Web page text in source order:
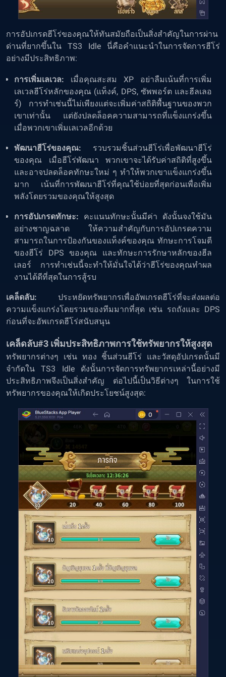
การอัปเกรดฮีโร่ของคุณให้ทันสมัยถือเป็นสิ่งสำคัญในการผ่าน
ด่านที่ยากขึ้นใน TS3 Idle นี่คือคำแนะนำในการจัดการฮีโร่
อย่างมีประสิทธิภาพ:
การเพิ่มเลเวล: เมื่อคุณสะสม XP อย่าลืมเน้นที่การเพิ่ม
เลเวลฮีโร่หลักของคุณ (แท็งค์, DPS, ซัพพอร์ต และฮีลเลอ
ร์) การทำเช่นนี้ไม่เพียงแต่จะเพิ่มค่าสถิติพื้นฐานของพวก
เขาเท่านั้น แต่ยังปลดล็อคความสามารถที่แข็งแกร่งขึ้น
เมื่อพวกเขาเพิ่มเลเวลอีกด้วย
พัฒนาฮีโร่ของคุณ: รวบรวมชิ้นส่วนฮีโร่เพื่อพัฒนาฮีโร่
ของคุณ เมื่อฮีโร่พัฒนา พวกเขาจะได้รับค่าสถิติที่สูงขึ้น
และอาจปลดล็อคทักษะใหม่ ๆ ทำให้พวกเขาแข็งแกร่งขึ้น
มาก เน้นที่การพัฒนาฮีโร่ที่คุณใช้บ่อยที่สุดก่อนเพื่อเพิ่ม
พลังโดยรวมของคุณให้สูงสุด
การอัปเกรดทักษะ: คะแนนทักษะนั้นมีค่า ดังนั้นจงใช้มัน
อย่างชาญฉลาด ให้ความสำคัญกับการอัปเกรดความ
สามารถในการป้องกันของแท็งค์ของคุณ ทักษะการโจมตี
ของฮีโร่ DPS ของคุณ และทักษะการรักษาหลักของฮีล
เลอร์ การทำเช่นนี้จะทำให้มั่นใจได้ว่าฮีโร่ของคุณทำผล
งานได้ดีที่สุดในการสู้รบ
เคล็ดลับ: ประหยัดทรัพยากรเพื่ออัพเกรดฮีโร่ที่จะส่งผลต่อ
ความแข็งแกร่งโดยรวมของทีมมากที่สุด เช่น รถถังและ DPS
ก่อนที่จะอัพเกรดฮีโร่สนับสนุน
เคล็ดลับ#3 เพิ่มประสิทธิภาพการใช้ทรัพยากรให้สูงสุด
ทรัพยากรต่างๆ เช่น ทอง ชิ้นส่วนฮีโร่ และวัสดุอัปเกรดนั้นมี
จำกัดใน TS3 Idle ดังนั้นการจัดการทรัพยากรเหล่านี้อย่างมี
ประสิทธิภาพจึงเป็นสิ่งสำคัญ ต่อไปนี้เป็นวิธีต่างๆ ในการใช้
ทรัพยากรของคุณให้เกิดประโยชน์สูงสุด: